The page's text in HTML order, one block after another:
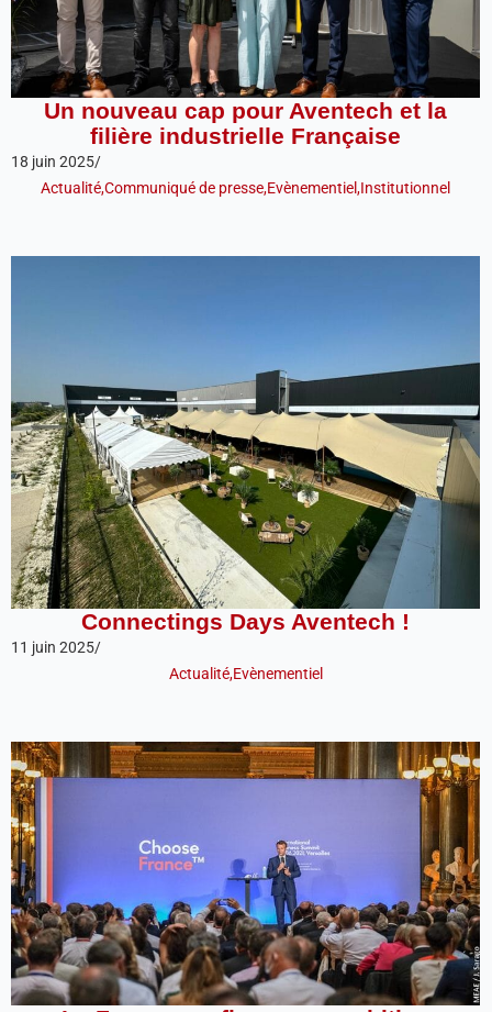
Un nouveau cap pour Aventech et la
filière industrielle Française
18 juin 2025/
Actualité,Communiqué de presse,Evènementiel,Institutionnel
Connectings Days Aventech !
11 juin 2025/
Actualité,Evènementiel